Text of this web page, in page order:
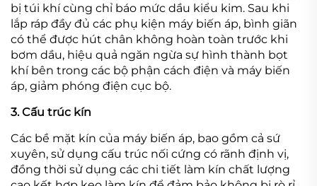
bị túi khí cùng chỉ báo mức dầu kiểu kim. Sau khi
lắp ráp đầy đủ các phụ kiện máy biến áp, bình giãn
có thể được hút chân không hoàn toàn trước khi
bơm dầu, hiệu quả ngăn ngừa sự hình thành bọt
khí bên trong các bộ phận cách điện và máy biến
áp, giảm phóng điện cục bộ.
3. Cấu trúc kín
Các bề mặt kín của máy biến áp, bao gồm cả sứ
xuyên, sử dụng cấu trúc nối cứng có rãnh định vị,
đồng thời sử dụng các chi tiết làm kín chất lượng